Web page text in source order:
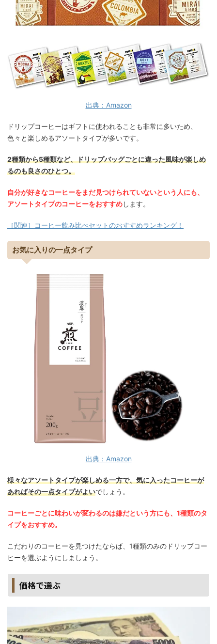
出典：Amazon
ドリップコーヒーはギフトに使われることも非常に多いため、
色々と楽しめるアソートタイプが多いです。
2種類から5種類など、ドリップバッグごとに違った風味が楽しめ
るのも良さのひとつ。
自分が好きなコーヒーをまだ見つけられていないという人にも、
アソートタイプのコーヒーをおすすめします。
［関連］コーヒー飲み比べセットのおすすめランキング！
お気に入りの一点タイプ
出典：Amazon
様々なアソートタイプが楽しめる一方で、気に入ったコーヒーが
あればその一点タイプがよいでしょう。
コーヒーごとに味わいが変わるのは嫌だという方にも、1種類のタ
イプをおすすめ。
こだわりのコーヒーを見つけたならば、1種類のみのドリップコー
ヒーを選ぶようにしましょう。
価格で選ぶ